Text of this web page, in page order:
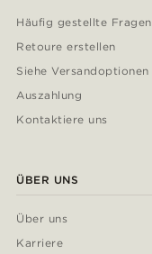
Häufig gestellte Fragen
Retoure erstellen
Siehe Versandoptionen
Auszahlung
Kontaktiere uns
ÜBER UNS
Über uns
Karriere